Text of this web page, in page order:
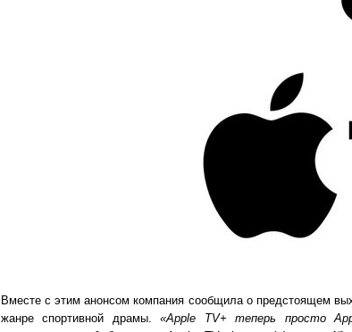
Вместе с этим анонсом компания сообщила о предстоящем
жанре спортивной драмы.«Apple TV+ теперь просто